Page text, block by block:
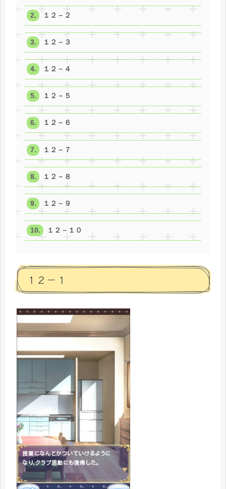
１２－２
１２－３
１２－４
１２－５
１２－６
１２－７
１２－８
１２－９
１２－１０
１２－１